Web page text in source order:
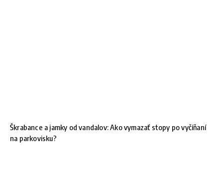
Škrabance a jamky od vandalov: Ako vymazať stopy po vyčíňaní
na parkovisku?